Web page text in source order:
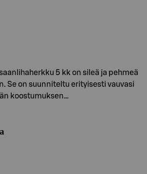
5 kk on sileä ja pehmeä
Se on suunniteltu erityisesti vauvasi
koostumuksen…